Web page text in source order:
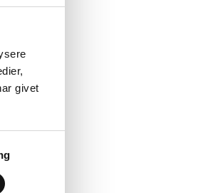
givet